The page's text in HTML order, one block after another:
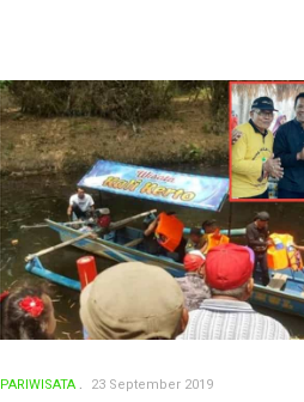
PARIWISATA 23 September 2019